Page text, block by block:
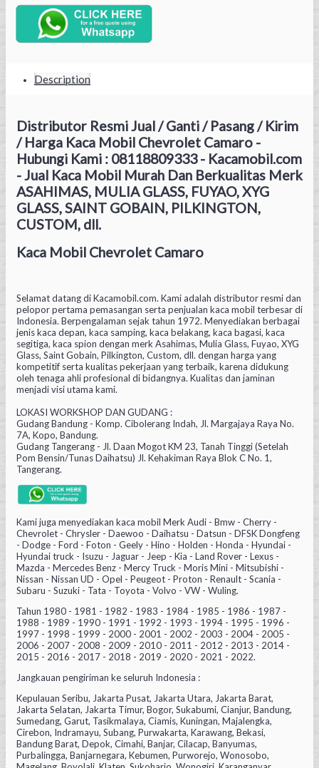
Description
Distributor Resmi Jual / Ganti / Pasang / Kirim
/ Harga Kaca Mobil Chevrolet Camaro -
Hubungi Kami : 08118809333 - Kacamobil.com
- Jual Kaca Mobil Murah Dan Berkualitas Merk
ASAHIMAS, MULIA GLASS, FUYAO, XYG
GLASS, SAINT GOBAIN, PILKINGTON,
CUSTOM, dll.
Kaca Mobil Chevrolet Camaro
Selamat datang di Kacamobil.com. Kami adalah distributor resmi dan
pelopor pertama pemasangan serta penjualan kaca mobil terbesar di
Indonesia. Berpengalaman sejak tahun 1972. Menyediakan berbagai
jenis kaca depan, kaca samping, kaca belakang, kaca bagasi, kaca
segitiga, kaca spion dengan merk Asahimas, Mulia Glass, Fuyao, XYG
Glass, Saint Gobain, Pilkington, Custom, dll. dengan harga yang
kompetitif serta kualitas pekerjaan yang terbaik, karena didukung
oleh tenaga ahli profesional di bidangnya. Kualitas dan jaminan
menjadi visi utama kami.
LOKASI WORKSHOP DAN GUDANG :
Gudang Bandung - Komp. Cibolerang Indah, Jl. Margajaya Raya No.
7A, Kopo, Bandung.
Gudang Tangerang - Jl. Daan Mogot KM 23, Tanah Tinggi (Setelah
Pom Bensin/Tunas Daihatsu) Jl. Kehakiman Raya Blok C No. 1,
Tangerang.
Kami juga menyediakan kaca mobil Merk Audi - Bmw - Cherry -
Chevrolet - Chrysler - Daewoo - Daihatsu - Datsun - DFSK Dongfeng
- Dodge - Ford - Foton - Geely - Hino - Holden - Honda - Hyundai -
Hyundai truck - Isuzu - Jaguar - Jeep - Kia - Land Rover - Lexus -
Mazda - Mercedes Benz - Mercy Truck - Moris Mini - Mitsubishi -
Nissan - Nissan UD - Opel - Peugeot - Proton - Renault - Scania -
Subaru - Suzuki - Tata - Toyota - Volvo - VW - Wuling.
Tahun 1980 - 1981 - 1982 - 1983 - 1984 - 1985 - 1986 - 1987 -
1988 - 1989 - 1990 - 1991 - 1992 - 1993 - 1994 - 1995 - 1996 -
1997 - 1998 - 1999 - 2000 - 2001 - 2002 - 2003 - 2004 - 2005 -
2006 - 2007 - 2008 - 2009 - 2010 - 2011 - 2012 - 2013 - 2014 -
2015 - 2016 - 2017 - 2018 - 2019 - 2020 - 2021 - 2022.
Jangkauan pengiriman ke seluruh Indonesia :
Kepulauan Seribu, Jakarta Pusat, Jakarta Utara, Jakarta Barat,
Jakarta Selatan, Jakarta Timur, Bogor, Sukabumi, Cianjur, Bandung,
Sumedang, Garut, Tasikmalaya, Ciamis, Kuningan, Majalengka,
Cirebon, Indramayu, Subang, Purwakarta, Karawang, Bekasi,
Bandung Barat, Depok, Cimahi, Banjar, Cilacap, Banyumas,
Purbalingga, Banjarnegara, Kebumen, Purworejo, Wonosobo,